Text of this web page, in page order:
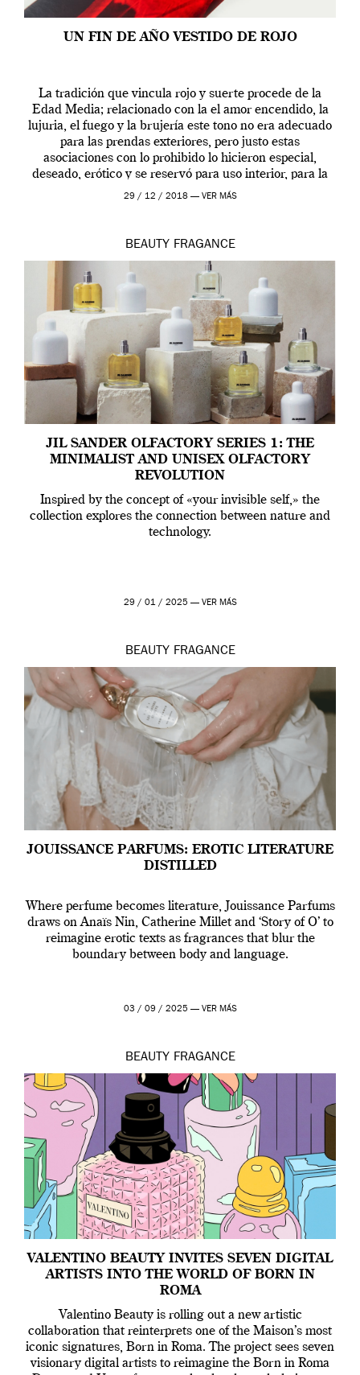
UN FIN DE AÑO VESTIDO DE ROJO
La tradición que vincula rojo y suerte procede de la
Edad Media; relacionado con la el amor encendido, la
lujuria, el fuego y la brujería este tono no era adecuado
para las prendas exteriores, pero justo estas
asociaciones con lo prohibido lo hicieron especial,
deseado, erótico y se reservó para uso interior, para la
ropa […]
29 / 12 / 2018 — VER MÁS
BEAUTY FRAGANCE
JIL SANDER OLFACTORY SERIES 1: THE
MINIMALIST AND UNISEX OLFACTORY
REVOLUTION
Inspired by the concept of «your invisible self,» the
collection explores the connection between nature and
technology.
29 / 01 / 2025 — VER MÁS
BEAUTY FRAGANCE
JOUISSANCE PARFUMS: EROTIC LITERATURE
DISTILLED
Where perfume becomes literature, Jouissance Parfums
draws on Anaïs Nin, Catherine Millet and ‘Story of O’ to
reimagine erotic texts as fragrances that blur the
boundary between body and language.
03 / 09 / 2025 — VER MÁS
BEAUTY FRAGANCE
VALENTINO BEAUTY INVITES SEVEN DIGITAL
ARTISTS INTO THE WORLD OF BORN IN
ROMA
Valentino Beauty is rolling out a new artistic
collaboration that reinterprets one of the Maison’s most
iconic signatures, Born in Roma. The project sees seven
visionary digital artists to reimagine the Born in Roma